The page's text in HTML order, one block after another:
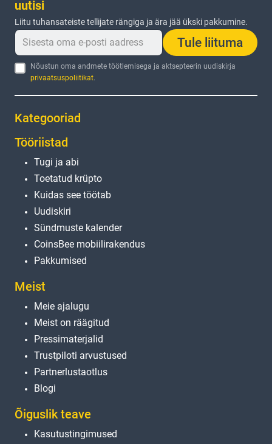
uutisi
Liitu tuhansateiste tellijate rängiga ja ära jää ükski pakkumine.
Tule liituma
Nõustun oma andmete töötlemisega ja aktsepteerin uudiskirja
privaatsuspoliitikat.
Kategooriad
Tööriistad
Tugi ja abi
Toetatud krüpto
Kuidas see töötab
Uudiskiri
Sündmuste kalender
CoinsBee mobiilirakendus
Pakkumised
Meist
Meie ajalugu
Meist on räägitud
Pressimaterjalid
Trustpiloti arvustused
Partnerlustaotlus
Blogi
Õiguslik teave
Kasutustingimused